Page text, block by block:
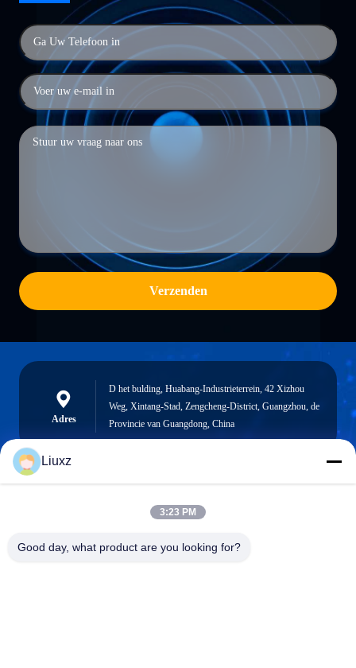
Verzenden
Adres
D het bulding, Huabang-Industrieterrein, 42 Xizhou
Weg, Xintang-Stad, Zengcheng-District, Guangzhou, de
Provincie van Guangdong, China
liuxz@wyatm.com
Liuxz
3:23 PM
Good day, what product are you looking for?